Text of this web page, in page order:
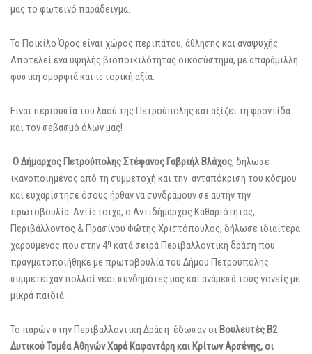
μας το φωτεινό παράδειγμα.
Το Ποικίλο Όρος είναιχώρος περιπάτου, άθλησης και αναψυχής.
Αποτελεί ένα υψηλής βιοποικιλότητας οικοσύστημα, με απαράμιλλη
φυσική ομορφιά και ιστορική αξία.
Είναι περιουσία του λαού της Πετρούπολης και αξίζει τη φροντίδα
και τον σεβασμό όλων μας!
Ο Δήμαρχος Πετρούπολης Στέφανος Γαβριήλ Βλάχος, δήλωσε
ικανοποιημένος από τη συμμετοχή και την ανταπόκριση του κόσμου
και ευχαρίστησε όσους ήρθαν να συνδράμουν σε αυτήν την
πρωτοβουλία. Αντίστοιχα, ο Αντιδήμαρχος Καθαριότητας,
Περιβάλλοντος & Πρασίνου Φώτης Χριστόπουλος, δήλωσε ιδιαίτερα
χαρούμενος που στην 4η κατά σειρά Περιβαλλοντική δράση που
πραγματοποιήθηκε με πρωτοβουλία του Δήμου Πετρούπολης
συμμετείχαν πολλοί νέοι συνδημότες μας και ανάμεσά τους γονείς με
μικρά παιδιά.
Το παρών στην Περιβαλλοντική Δράση έδωσαν οι Βουλευτές Β2
Δυτικού Τομέα Αθηνών Χαρά Καφαντάρη και Κρίτων Αρσένης, οι